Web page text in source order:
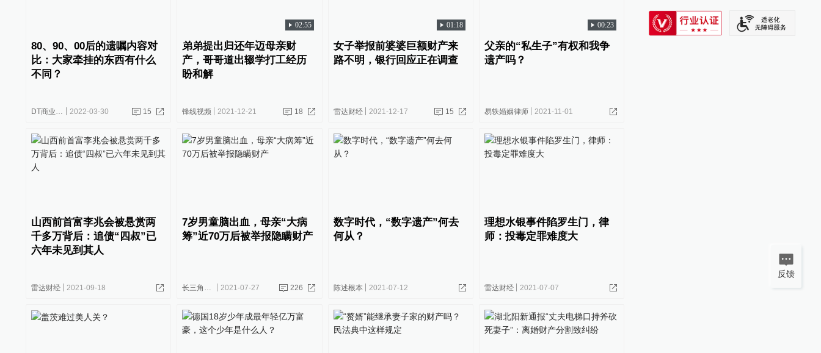
80、90、00后的遗嘱内容对
比：大家牵挂的东西有什么
不同？
DT商业观察 2022-03-30 15
02:55
弟弟提出归还年迈母亲财
产，哥哥道出辍学打工经历
盼和解
锋线视频 2021-12-21 18
01:18
女子举报前婆婆巨额财产来
路不明，银行回应正在调查
雷达财经 2021-12-17 15
00:23
父亲的“私生子”有权和我争
遗产吗？
易轶婚姻律师 2021-11-01
山西前首富李兆会被悬赏两
千多万背后：追债“四叔”已
六年未见到其人
雷达财经 2021-09-18
7岁男童脑出血，母亲“大病
筹”近70万后被举报隐瞒财产
长三角政商 2021-07-27 226
数字时代，“数字遗产”何去
何从？
陈述根本 2021-07-12
理想水银事件陷罗生门，律
师：投毒定罪难度大
雷达财经 2021-07-07
SIXTH TONE
反馈